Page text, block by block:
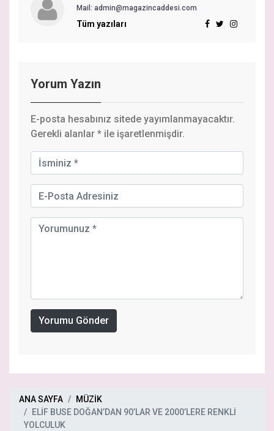
Mail: admin@magazincaddesi.com
Tüm yazıları
Yorum Yazın
E-posta hesabınız sitede yayımlanmayacaktır.
Gerekli alanlar * ile işaretlenmişdir.
Yorumu Gönder
ANA SAYFA
MÜZİK
ELİF BUSE DOĞAN’DAN 90’LAR VE 2000’LERE RENKLİ
YOLCULUK